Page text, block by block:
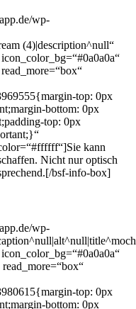
wp-
(4)|description^null“
top: 0px
bottom: 0px
top: 0px
kann
Nicht nur optisch
bsf-info-box]
wp-
top: 0px
bottom: 0px